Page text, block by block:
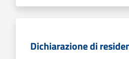
Dichiarazione di